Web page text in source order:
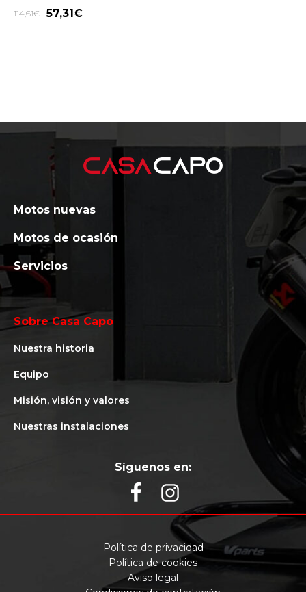
114,61€ 57,31€
Motos nuevas
Motos de ocasión
Servicios
Sobre Casa Capo
Nuestra historia
Equipo
Misión, visión y valores
Nuestras instalaciones
Síguenos en:
Política de privacidad
Política de cookies
Aviso legal